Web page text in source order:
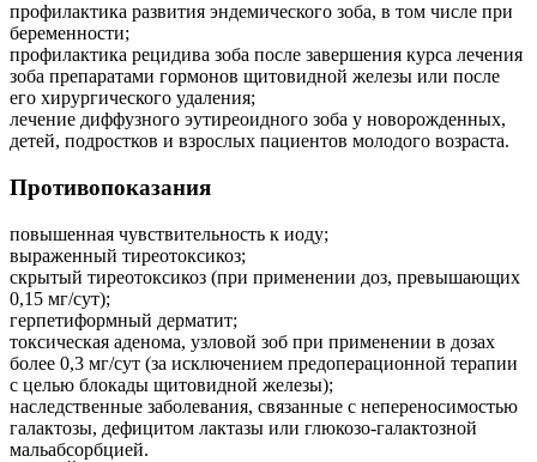
профилактика развития эндемического зоба, в том числе при
беременности;
профилактика рецидива зоба после завершения курса лечения
зоба препаратами гормонов щитовидной железы или после
его хирургического удаления;
лечение диффузного эутиреоидного зоба у новорожденных,
детей, подростков и взрослых пациентов молодого возраста.
Противопоказания
повышенная чувствительность к иоду;
выраженный тиреотоксикоз;
скрытый тиреотоксикоз (при применении доз, превышающих
0,15 мг/сут);
герпетиформный дерматит;
токсическая аденома, узловой зоб при применении в дозах
более 0,3 мг/сут (за исключением предоперационной терапии
с целью блокады щитовидной железы);
наследственные заболевания, связанные с непереносимостью
галактозы, дефицитом лактазы или глюкозо-галактозной
мальабсорбцией.